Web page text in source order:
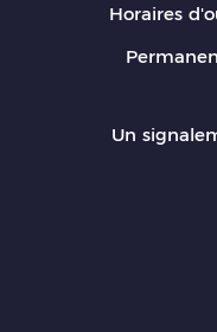
Horaires
Un